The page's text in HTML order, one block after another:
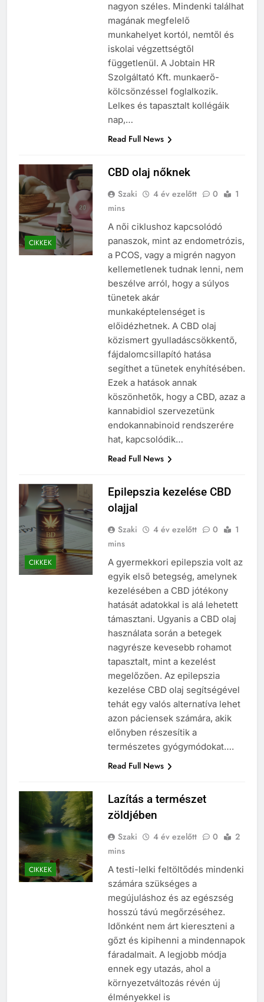
nagyon széles. Mindenki találhat
magának megfelelő
munkahelyet kortól, nemtől és
iskolai végzettségtől
függetlenül. A Jobtain HR
Szolgáltató Kft. munkaerő-
kölcsönzéssel foglalkozik.
Lelkes és tapasztalt kollégáik
nap,…
Read Full News
CIKKEK
CBD olaj nőknek
Szaki 4 év ezelőtt 0
1
mins
A női ciklushoz kapcsolódó
panaszok, mint az endometrózis,
a PCOS, vagy a migrén nagyon
kellemetlenek tudnak lenni, nem
beszélve arról, hogy a súlyos
tünetek akár
munkaképtelenséget is
előidézhetnek. A CBD olaj
közismert gyulladáscsökkentő,
fájdalomcsillapító hatása
segíthet a tünetek enyhítésében.
Ezek a hatások annak
köszönhetők, hogy a CBD, azaz a
kannabidiol szervezetünk
endokannabinoid rendszerére
hat, kapcsolódik…
Read Full News
CIKKEK
Epilepszia kezelése CBD
olajjal
Szaki 4 év ezelőtt 0
1
mins
A gyermekkori epilepszia volt az
egyik első betegség, amelynek
kezelésében a CBD jótékony
hatását adatokkal is alá lehetett
támasztani. Ugyanis a CBD olaj
használata során a betegek
nagyrésze kevesebb rohamot
tapasztalt, mint a kezelést
megelőzően. Az epilepszia
kezelése CBD olaj segítségével
tehát egy valós alternatíva lehet
azon páciensek számára, akik
előnyben részesítik a
természetes gyógymódokat….
Read Full News
CIKKEK
Lazítás a természet
zöldjében
Szaki 4 év ezelőtt 0
2
mins
A testi-lelki feltöltődés mindenki
számára szükséges a
megújuláshoz és az egészség
hosszú távú megőrzéséhez.
Időnként nem árt kiereszteni a
gőzt és kipihenni a mindennapok
fáradalmait. A legjobb módja
ennek egy utazás, ahol a
környezetváltozás révén új
élményekkel is